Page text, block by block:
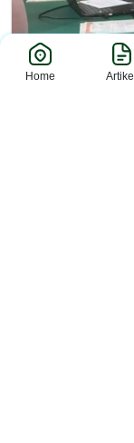
Home Artikel